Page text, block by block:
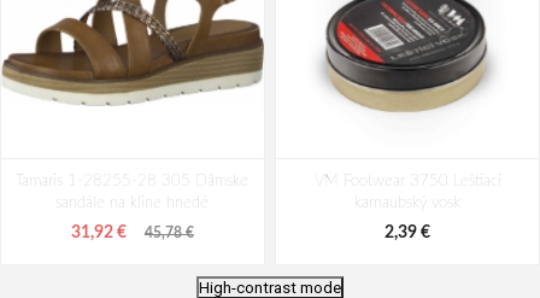
Tamaris 1-28255-28 305 Dámske
sandále na kline hnedé
31,92 € 45,78 €
VM Footwear 3750 Leštiaci
karnaubský vosk
2,39 €
High-contrast mode